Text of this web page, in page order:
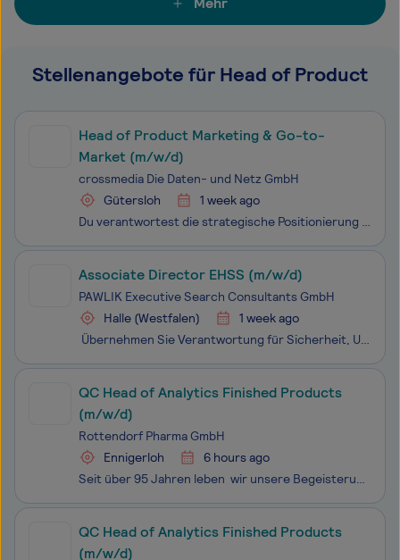
Stellenangebote für Head of Product
Head of Product Marketing & Go-to-
Market (m/w/d)
crossmedia Die Daten- und Netz GmbH
Gütersloh
1 week ago
Du verantwortest die strategische Positionierung von 4ALLPORTAL im Markt und entwickelst eine skalierbare Go-to-Market-Strategie für unterschiedliche Zielgruppen, Branchen und Buying-Center. Dabei führst Du unser Marketing-Team strategisch und organisatorisch weiter und schaffst klare Strukturen, Pr
Associate Director EHSS (m/w/d)
PAWLIK Executive Search Consultants GmbH
Halle (Westfalen)
1 week ago
Übernehmen Sie Verantwortung für Sicherheit, Umwelt und Nachhaltigkeit an einem der modernsten BioPharma-Produktionsstandorte Europas. PAWLIK Executive besetzt exklusiv im Auftrag unseres Mandanten Simtra BioPharma Solutions diese Schlüsselposition . Simtra ist ein internati
QC Head of Analytics Finished Products
(m/w/d)
Rottendorf Pharma GmbH
Ennigerloh
6 hours ago
Seit über 95 Jahren leben wir unsere Begeisterung für Pharma. Mit über 1.300 Kolleginnen und Kollegen produzieren wir für unsere Kunden in der Pharmaindustrie auf der ganzen Welt hochwirksame Arzneimittel und bieten herausragende Dienstleistungen. Dabei setzen wir auf moderns
QC Head of Analytics Finished Products
(m/w/d)